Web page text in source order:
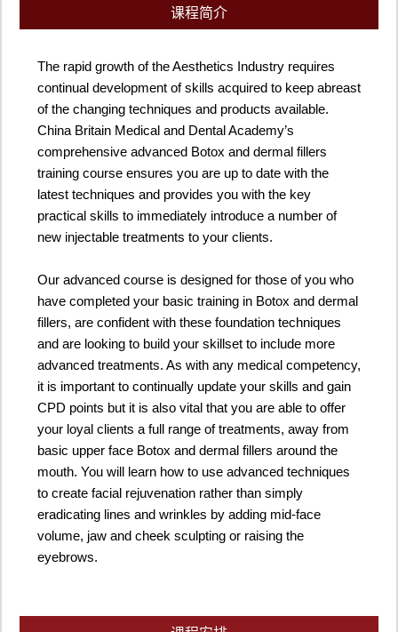
课程简介
The rapid growth of the Aesthetics Industry requires
continual development of skills acquired to keep abreast
of the changing techniques and products available.
China Britain Medical and Dental Academy’s
comprehensive advanced Botox and dermal fillers
training course ensures you are up to date with the
latest techniques and provides you with the key
practical skills to immediately introduce a number of
new injectable treatments to your clients.
Our advanced course is designed for those of you who
have completed your basic training in Botox and dermal
fillers, are confident with these foundation techniques
and are looking to build your skillset to include more
advanced treatments. As with any medical competency,
it is important to continually update your skills and gain
CPD points but it is also vital that you are able to offer
your loyal clients a full range of treatments, away from
basic upper face Botox and dermal fillers around the
mouth. You will learn how to use advanced techniques
to create facial rejuvenation rather than simply
eradicating lines and wrinkles by adding mid-face
volume, jaw and cheek sculpting or raising the
eyebrows.